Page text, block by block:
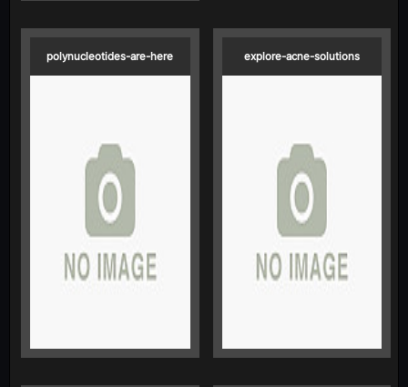
polynucleotides-are-here explore-acne-solutions